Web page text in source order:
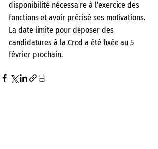
disponibilité nécessaire à l’exercice des
fonctions et avoir précisé ses motivations.
La date limite pour déposer des
candidatures à la Crod a été fixée au 5
février prochain.